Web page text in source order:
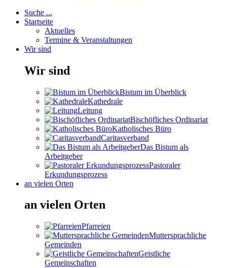
Suche ...
Startseite
Aktuelles
Termine & Veranstaltungen
Wir sind
Wir sind
Bistum im Überblick
Kathedrale
Leitung
Bischöfliches Ordinariat
Katholisches Büro
Caritasverband
Das Bistum als
Arbeitgeber
Pastoraler
Erkundungsprozess
an vielen Orten
an vielen Orten
Pfarreien
Muttersprachliche
Gemeinden
Geistliche
Gemeinschaften